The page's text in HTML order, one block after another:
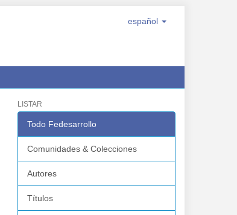
español
LISTAR
Todo Fedesarrollo
Comunidades & Colecciones
Autores
Títulos